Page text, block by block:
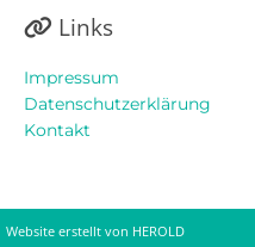
 Links
Impressum
Datenschutzerklärung
Kontakt
Website erstellt von HEROLD